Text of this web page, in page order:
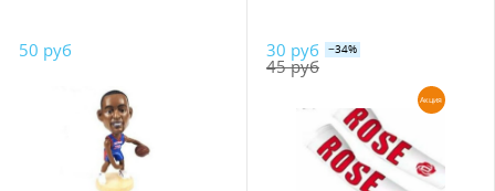
50 руб 30 руб
45 руб
−34%
Акция